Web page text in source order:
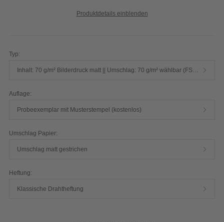
Produktdetails einblenden
Typ:
Auflage:
Probeexemplar mit Musterstempel (kostenlos)
Umschlag Papier:
Umschlag matt gestrichen
Heftung:
Klassische Drahtheftung